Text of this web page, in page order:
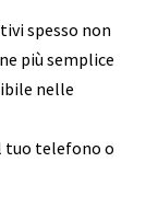
spesso non
più semplice
nelle
tuo telefono o